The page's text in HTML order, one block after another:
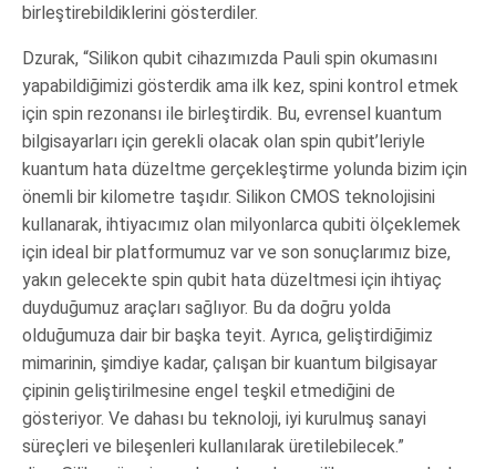
birleştirebildiklerini gösterdiler.
Dzurak, “Silikon qubit cihazımızda Pauli spin okumasını
yapabildiğimizi gösterdik ama ilk kez, spini kontrol etmek
için spin rezonansı ile birleştirdik. Bu, evrensel kuantum
bilgisayarları için gerekli olacak olan spin qubit’leriyle
kuantum hata düzeltme gerçekleştirme yolunda bizim için
önemli bir kilometre taşıdır. Silikon CMOS teknolojisini
kullanarak, ihtiyacımız olan milyonlarca qubiti ölçeklemek
için ideal bir platformumuz var ve son sonuçlarımız bize,
yakın gelecekte spin qubit hata düzeltmesi için ihtiyaç
duyduğumuz araçları sağlıyor. Bu da doğru yolda
olduğumuza dair bir başka teyit. Ayrıca, geliştirdiğimiz
mimarinin, şimdiye kadar, çalışan bir kuantum bilgisayar
çipinin geliştirilmesine engel teşkil etmediğini de
gösteriyor. Ve dahası bu teknoloji, iyi kurulmuş sanayi
süreçleri ve bileşenleri kullanılarak üretilebilecek.”